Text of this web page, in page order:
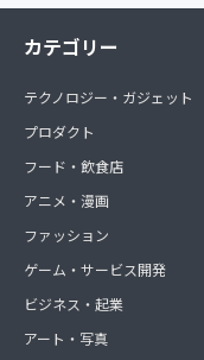
カテゴリー
テクノロジー・ガジェット
プロダクト
フード・飲食店
アニメ・漫画
ファッション
ゲーム・サービス開発
ビジネス・起業
アート・写真